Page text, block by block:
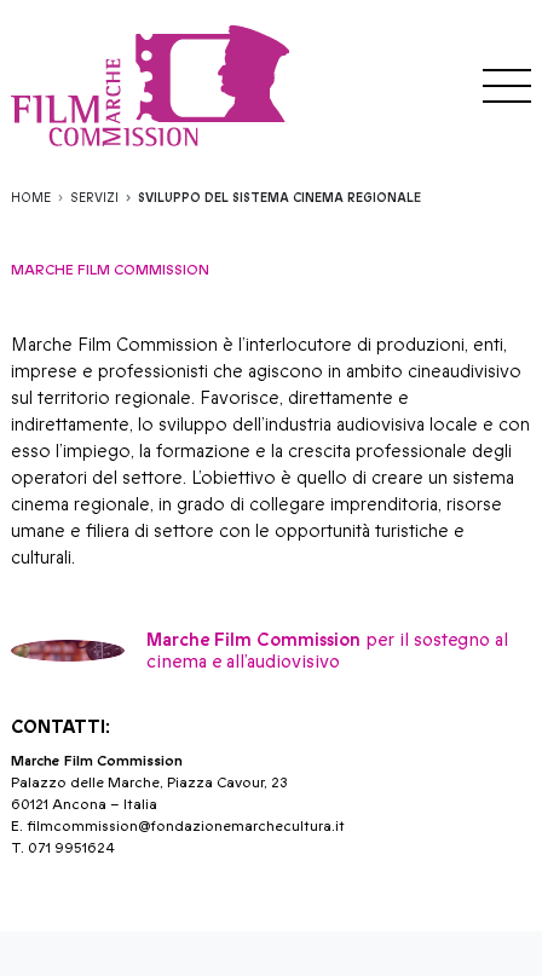
HOME SERVIZI SVILUPPO DEL SISTEMA CINEMA REGIONALE
MARCHE FILM COMMISSION
Marche Film Commission è l’interlocutore di produzioni, enti,
imprese e professionisti che agiscono in ambito cineaudivisivo
sul territorio regionale. Favorisce, direttamente e
indirettamente, lo sviluppo dell’industria audiovisiva locale e con
esso l’impiego, la formazione e la crescita professionale degli
operatori del settore. L’obiettivo è quello di creare un sistema
cinema regionale, in grado di collegare imprenditoria, risorse
umane e filiera di settore con le opportunità turistiche e
culturali.
Marche Film Commission per il sostegno al
cinema e all’audiovisivo
CONTATTI:
Marche Film Commission
Palazzo delle Marche, Piazza Cavour, 23
60121 Ancona – Italia
E. filmcommission@fondazionemarchecultura.it
T. 071 9951624